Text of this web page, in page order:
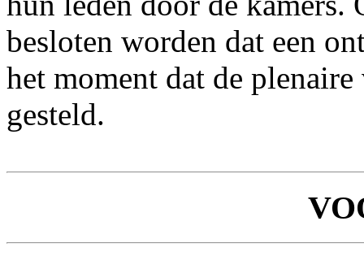
besloten worden dat een
het moment dat de
gesteld.